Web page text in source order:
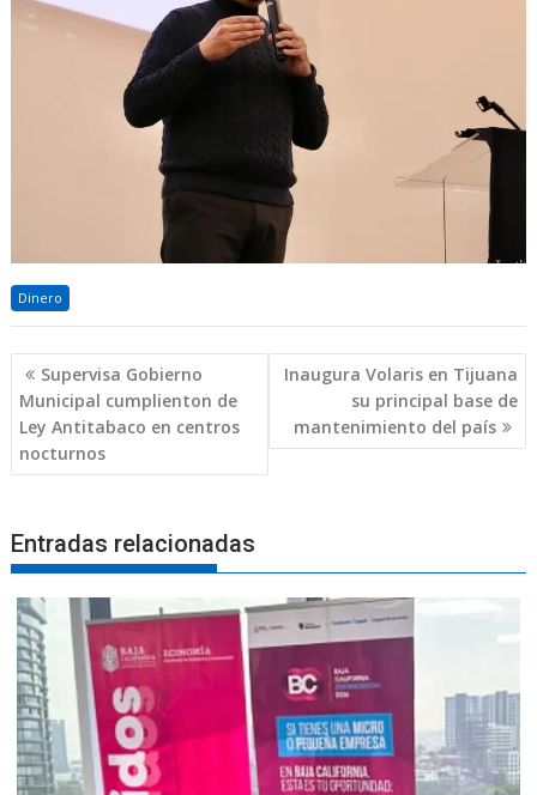
Dinero
Navegación
de
entradas
Supervisa Gobierno
Municipal cumplienton de
Ley Antitabaco en centros
nocturnos
Inaugura Volaris en Tijuana
su principal base de
mantenimiento del país
Entradas relacionadas